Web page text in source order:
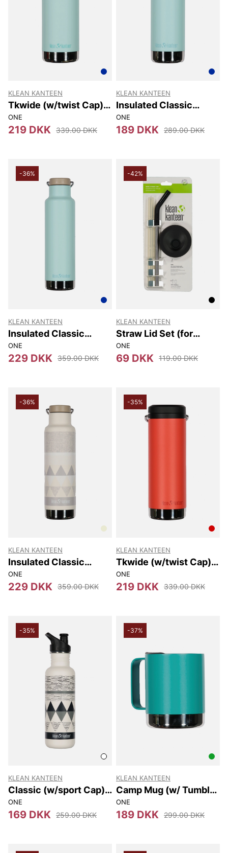
KLEAN KANTEEN
Tkwide (w/twist Cap)
473 Ml
ONE
219 DKK 339.00 DKK
KLEAN KANTEEN
Insulated Classic
Narrow (w/loop Cap)
355 Ml
ONE
189 DKK 289.00 DKK
-36%
KLEAN KANTEEN
Insulated Classic
(w/loop Cap) 592 Ml
ONE
229 DKK 359.00 DKK
-42%
KLEAN KANTEEN
Straw Lid Set (for
Tkwide Bottles)
ONE
69 DKK 119.00 DKK
-36%
KLEAN KANTEEN
Insulated Classic
(w/loop Cap) 592 Ml
ONE
229 DKK 359.00 DKK
-35%
KLEAN KANTEEN
Tkwide (w/twist Cap)
473 Ml
ONE
219 DKK 339.00 DKK
-35%
KLEAN KANTEEN
Classic (w/sport Cap)
800 Ml
ONE
169 DKK 259.00 DKK
-37%
KLEAN KANTEEN
Camp Mug (w/ Tumbler
Lid) 355 Ml
ONE
189 DKK 299.00 DKK